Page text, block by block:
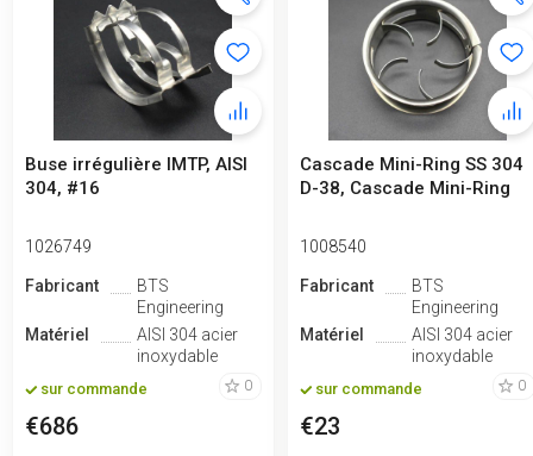
Buse irrégulière IMTP, AISI
304, #16
1026749
Fabricant
BTS
Engineering
Matériel
AISI 304 acier
inoxydable
sur commande 0
€686
Cascade Mini-Ring SS 304
D-38, Cascade Mini-Ring
1008540
Fabricant
BTS
Engineering
Matériel
AISI 304 acier
inoxydable
sur commande 0
€23